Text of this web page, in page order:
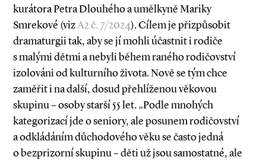
kurátora Petra Dlouhého a umělkyně Mariky
Smrekové (vizA2 č. 7/2024). Cílem je přizpůsobit
dramaturgii tak, aby se jí mohli účastnit i rodiče
s malými dětmi a nebyli během raného rodičovství
izolováni od kulturního života. Nově se tým chce
zaměřit i na další, dosud přehlíženou věkovou
skupinu – osoby starší 55 let. „Podle mnohých
kategorizací jde o seniory, ale posunem rodičovství
a odkládáním důchodového věku se často jedná
o bezprizorní skupinu – děti už jsou samostatné, ale